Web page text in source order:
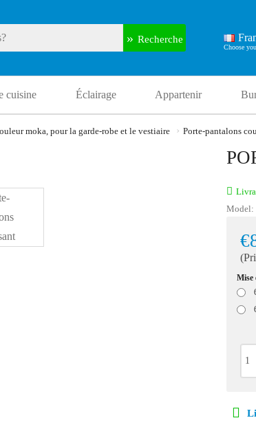
Recherche
cuisine Éclairage Appartenir
moka, pour la garde-robe et le vestiaire Porte-pantalons
Model:
Mise